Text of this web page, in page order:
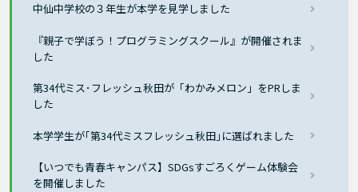
中仙中学校の３年生が本学を見学しました
『親子で学ぼう！プログラミングスクール』が開催されま
した
第34代ミス･フレッシュ秋田が「わかみメロン」をPRしま
した
本学学生が｢第34代ミスフレッシュ秋田｣に選ばれました
【いつでも青春キャンパス】SDGsすごろくゲーム体験会
を開催しました